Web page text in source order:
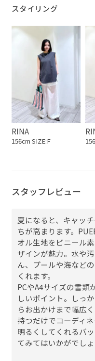
スタイリング
RINA
156cm SIZE:F
スタッフレビュー
夏になると、キャッ
ちが高まります。
オル生地をビニール
ザインが魅力。水や
ん、プールや海など
くれます。
PCやA4サイズの書類
しいポイント。しっ
らお出かけまで幅広
持つだけでコーディ
明るくしてくれるバ
てみてはいかがでしょ